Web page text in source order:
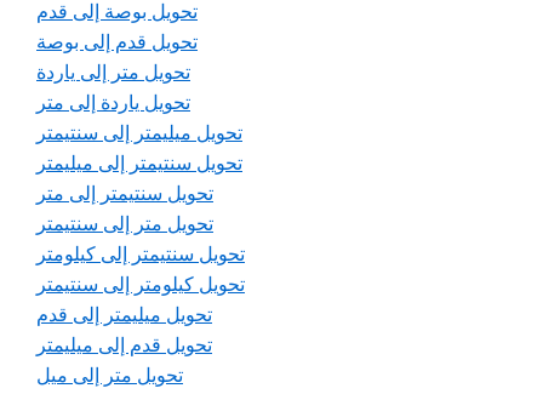
تحويل بوصة إلى قدم
تحويل قدم إلى بوصة
تحويل متر إلى ياردة
تحويل ياردة إلى متر
تحويل ميليمتر إلى سنتيمتر
تحويل سنتيمتر إلى ميليمتر
تحويل سنتيمتر إلى متر
تحويل متر إلى سنتيمتر
تحويل سنتيمتر إلى كيلومتر
تحويل كيلومتر إلى سنتيمتر
تحويل ميليمتر إلى قدم
تحويل قدم إلى ميليمتر
تحويل متر إلى ميل